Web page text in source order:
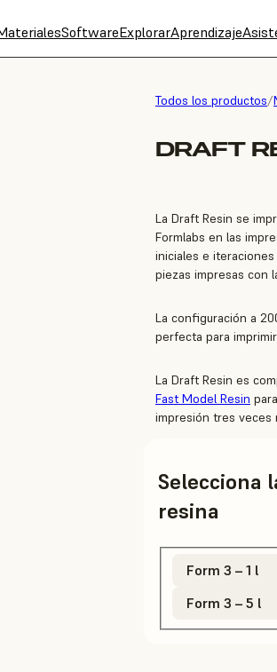
SoftwareExplorarAprendizaje
Todos los productos/
DRAFT
La Draft Resin se
Formlabs en las
iniciales e
piezas impresas con
La configuración a
perfecta para
La Draft Resin es
Fast Model Resin
impresión tres veces
Selecciona
resina
Form 3 – 1 l
Form 3 – 5 l